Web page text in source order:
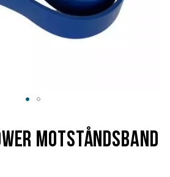
motståndsband